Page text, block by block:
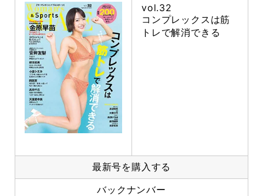
vol.32
コンプレックスは筋
トレで解消できる
最新号を購入する
バックナンバー